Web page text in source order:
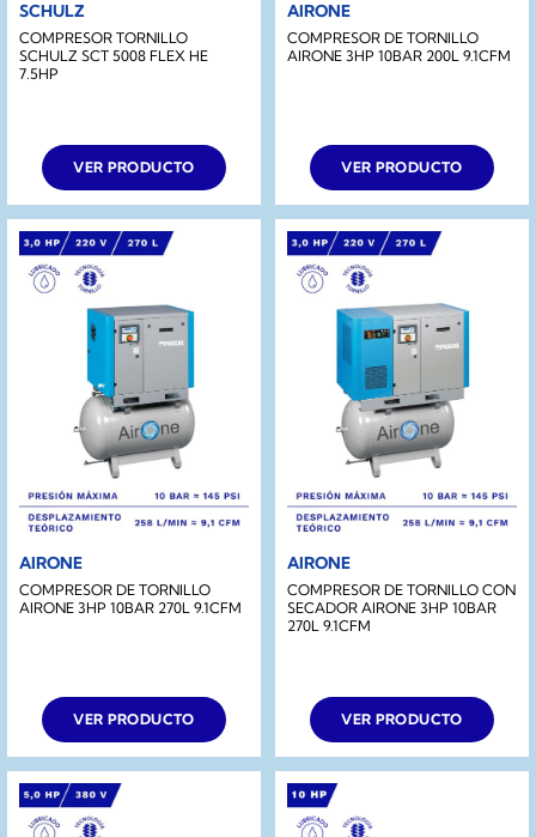
SCHULZ
COMPRESOR TORNILLO
SCHULZ SCT 5008 FLEX HE
7.5HP
VER PRODUCTO
AIRONE
COMPRESOR DE TORNILLO
AIRONE 3HP 10BAR 200L 9.1CFM
VER PRODUCTO
AIRONE
COMPRESOR DE TORNILLO
AIRONE 3HP 10BAR 270L 9.1CFM
VER PRODUCTO
AIRONE
COMPRESOR DE TORNILLO CON
SECADOR AIRONE 3HP 10BAR
270L 9.1CFM
VER PRODUCTO